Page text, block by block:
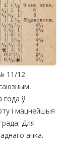
11/12
года ў
і мацнейшыя
Для
ачка.